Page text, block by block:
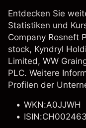
Entdecken Sie
Statistiken und
Company Rosneft
stock, Kyndryl
Limited, WW
PLC. Weitere
Profilen der
WKN:A0JJWH